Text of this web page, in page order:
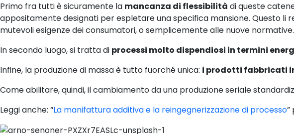
Primo fra tutti è sicuramente la mancanza di flessibilità di queste
appositamente designati per espletare una specifica mansione. Questo
mutevoli esigenze dei consumatori, o semplicemente alle nuove normative.
In secondo luogo, si tratta di processi molto dispendiosi in termini
Infine, la produzione di massa è tutto fuorché unica: i prodotti fabbricati
Come abilitare, quindi, il cambiamento da una produzione seriale
Leggi anche: “La manifattura additiva e la reingegnerizzazione di processo”